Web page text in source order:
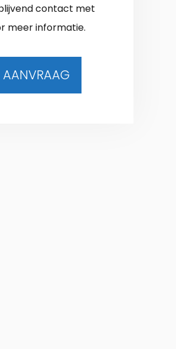
contact met
meer informatie.
AANVRAAG